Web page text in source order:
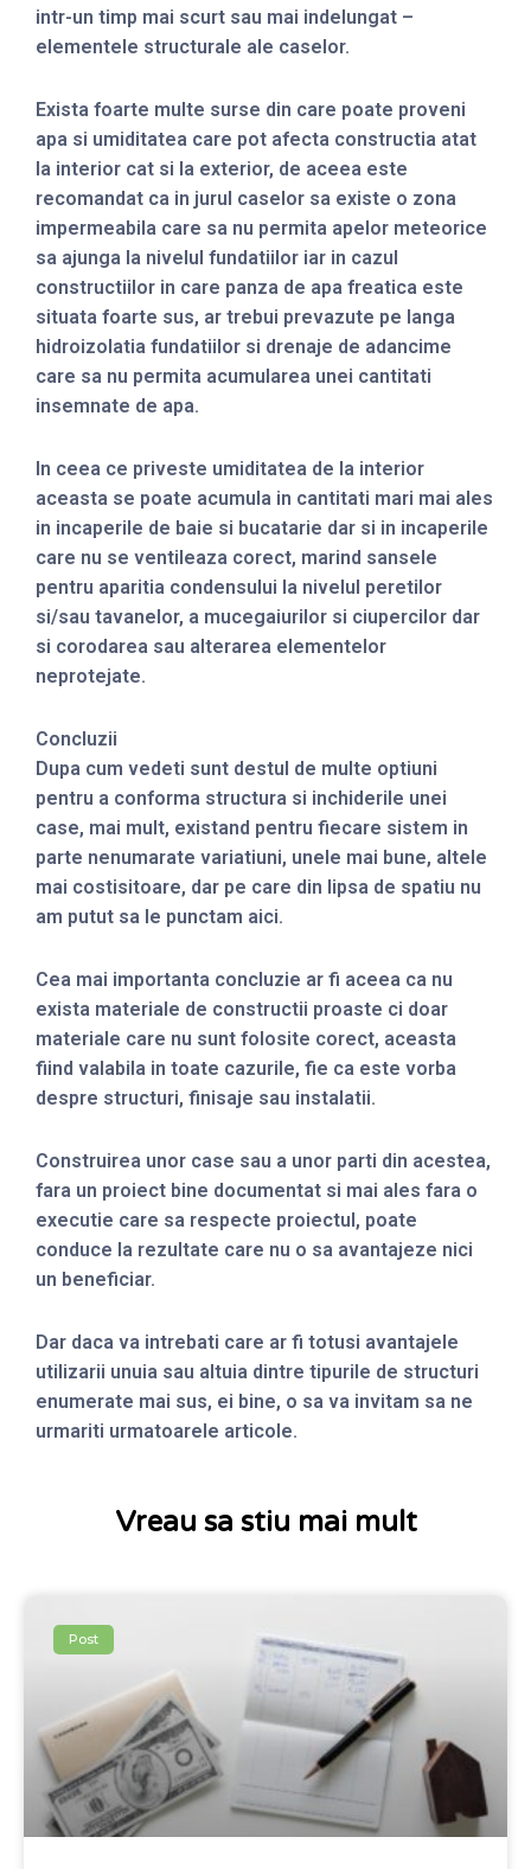
intr-un timp mai scurt sau mai indelungat –
elementele structurale ale caselor.
Exista foarte multe surse din care poate proveni
apa si umiditatea care pot afecta constructia atat
la interior cat si la exterior, de aceea este
recomandat ca in jurul caselor sa existe o zona
impermeabila care sa nu permita apelor meteorice
sa ajunga la nivelul fundatiilor iar in cazul
constructiilor in care panza de apa freatica este
situata foarte sus, ar trebui prevazute pe langa
hidroizolatia fundatiilor si drenaje de adancime
care sa nu permita acumularea unei cantitati
insemnate de apa.
In ceea ce priveste umiditatea de la interior
aceasta se poate acumula in cantitati mari mai ales
in incaperile de baie si bucatarie dar si in incaperile
care nu se ventileaza corect, marind sansele
pentru aparitia condensului la nivelul peretilor
si/sau tavanelor, a mucegaiurilor si ciupercilor dar
si corodarea sau alterarea elementelor
neprotejate.
Concluzii
Dupa cum vedeti sunt destul de multe optiuni
pentru a conforma structura si inchiderile unei
case, mai mult, existand pentru fiecare sistem in
parte nenumarate variatiuni, unele mai bune, altele
mai costisitoare, dar pe care din lipsa de spatiu nu
am putut sa le punctam aici.
Cea mai importanta concluzie ar fi aceea ca nu
exista materiale de constructii proaste ci doar
materiale care nu sunt folosite corect, aceasta
fiind valabila in toate cazurile, fie ca este vorba
despre structuri, finisaje sau instalatii.
Construirea unor case sau a unor parti din acestea,
fara un proiect bine documentat si mai ales fara o
executie care sa respecte proiectul, poate
conduce la rezultate care nu o sa avantajeze nici
un beneficiar.
Dar daca va intrebati care ar fi totusi avantajele
utilizarii unuia sau altuia dintre tipurile de structuri
enumerate mai sus, ei bine, o sa va invitam sa ne
urmariti urmatoarele articole.
Vreau sa stiu mai mult
Post